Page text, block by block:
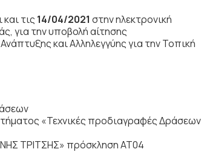
τις 14/04/2021 στην ηλεκτρονική
για την υποβολή αίτησης
και Αλληλεγγύης για την Τοπική
«Τεχνικές προδιαγραφές Δράσεων
ΤΡΙΤΣΗΣ» πρόσκληση ΑΤ04